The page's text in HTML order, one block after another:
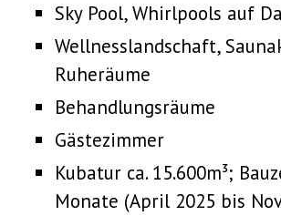
Sky Pool, Whirlpools auf
Wellnesslandschaft,
Ruheräume
Behandlungsräume
Gästezimmer
Kubatur ca. 15.600m³;
Monate (April 2025 bis